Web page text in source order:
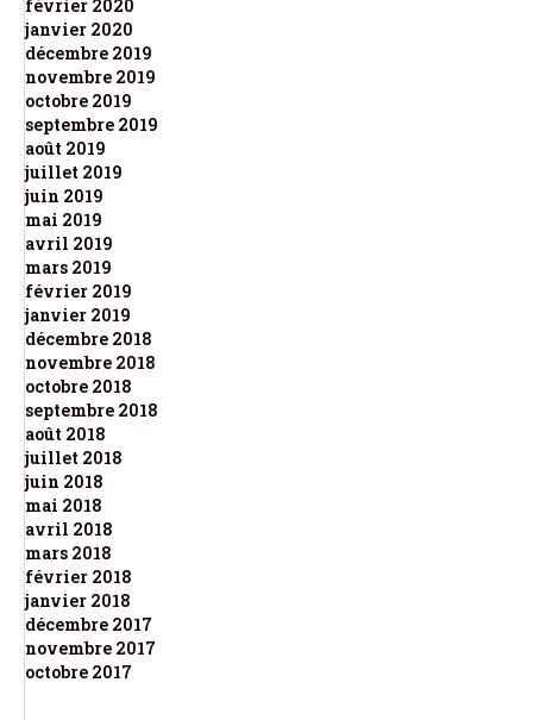
février 2020
janvier 2020
décembre 2019
novembre 2019
octobre 2019
septembre 2019
août 2019
juillet 2019
juin 2019
mai 2019
avril 2019
mars 2019
février 2019
janvier 2019
décembre 2018
novembre 2018
octobre 2018
septembre 2018
août 2018
juillet 2018
juin 2018
mai 2018
avril 2018
mars 2018
février 2018
janvier 2018
décembre 2017
novembre 2017
octobre 2017